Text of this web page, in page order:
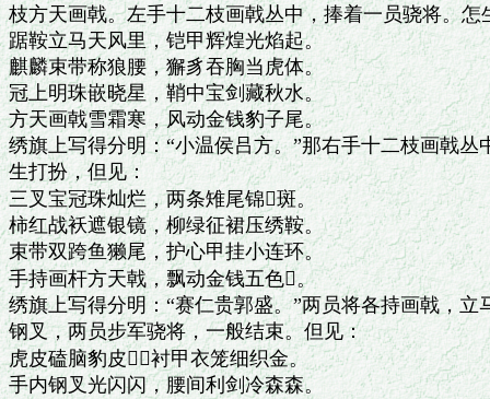
枝方天画戟。左手十二枝画戟丛中，捧着一员骁将。怎
踞鞍立马天风里，铠甲辉煌光焰起。
麒麟束带称狼腰，獬豸吞胸当虎体。
冠上明珠嵌晓星，鞘中宝剑藏秋水。
方天画戟雪霜寒，风动金钱豹子尾。
绣旗上写得分明：“小温侯吕方。”那右手十二枝画戟丛
生打扮，但见：
三叉宝冠珠灿烂，两条雉尾锦斑。
柿红战袄遮银镜，柳绿征裙压绣鞍。
束带双跨鱼獭尾，护心甲挂小连环。
手持画杆方天戟，飘动金钱五色。
绣旗上写得分明：“赛仁贵郭盛。”两员将各持画戟，立
钢叉，两员步军骁将，一般结束。但见：
虎皮磕脑豹皮，衬甲衣笼细织金。
手内钢叉光闪闪，腰间利剑冷森森。